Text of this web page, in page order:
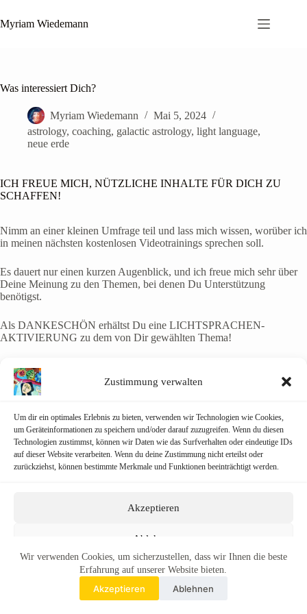
Zustimmung verwalten
Um dir ein optimales Erlebnis zu bieten, verwenden wir Technologien wie Cookies,
um Geräteinformationen zu speichern und/oder darauf zuzugreifen. Wenn du diesen
Technologien zustimmst, können wir Daten wie das Surfverhalten oder eindeutige IDs
auf dieser Website verarbeiten. Wenn du deine Zustimmung nicht erteilst oder
zurückziehst, können bestimmte Merkmale und Funktionen beeinträchtigt werden.
Akzeptieren
Ablehnen
Einstellungen ansehen
Cookie-Richtlinie
Inhalt
springen
Wir verwenden Cookies, um sicherzustellen, dass wir Ihnen die beste
Erfahrung auf unserer Website bieten.
Akzeptieren Ablehnen
Myriam Wiedemann
Was interessiert Dich?
Myriam Wiedemann
Mai 5, 2024
astrology, coaching, galactic astrology, light language,
neue erde
ICH FREUE MICH, NÜTZLICHE INHALTE FÜR DICH ZU
SCHAFFEN!
Nimm an einer kleinen Umfrage teil und lass mich wissen, worüber ich
in meinen nächsten kostenlosen Videotrainings sprechen soll.
Es dauert nur einen kurzen Augenblick, und ich freue mich sehr über
Deine Meinung zu den Themen, bei denen Du Unterstützung
benötigst.
Als DANKESCHÖN erhältst Du eine LICHTSPRACHEN-
AKTIVIERUNG zu dem von Dir gewählten Thema!